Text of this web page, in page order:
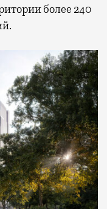
более 240